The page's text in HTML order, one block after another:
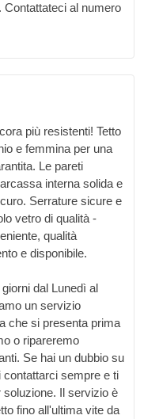
al numero
più resistenti! Tetto
e femmina per una
Le pareti
interna solida e
Serrature sicure e
vetro di qualità -
qualità
e disponibile.
dal Lunedì al
un servizio
che si presenta prima
o ripareremo
Se hai un dubbio su
sempre e ti
Il servizio è
fino all'ultima vite da